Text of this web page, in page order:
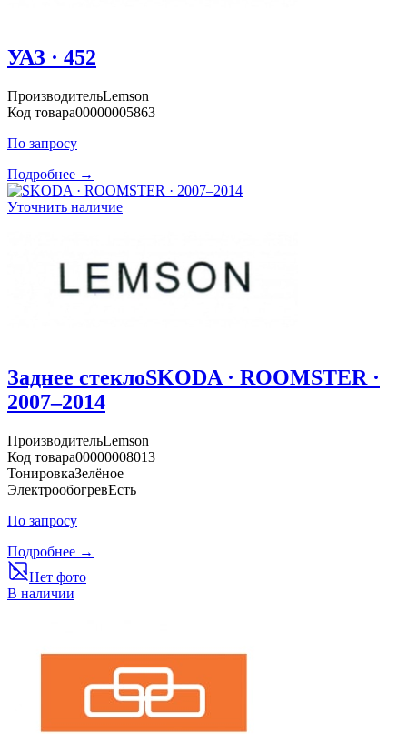
УАЗ · 452
ПроизводительLemson
Код товара00000005863
По запросу
Подробнее →
Уточнить наличие
Заднее стеклоSKODA · ROOMSTER ·
2007–2014
ПроизводительLemson
Код товара00000008013
ТонировкаЗелёное
ЭлектрообогревЕсть
По запросу
Подробнее →
Нет фото
В наличии